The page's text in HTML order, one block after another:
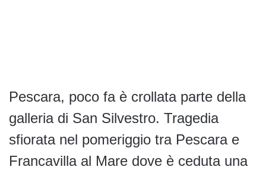
Pescara, poco fa è crollata parte della
galleria di San Silvestro. Tragedia
sfiorata nel pomeriggio tra Pescara e
Francavilla al Mare dove è ceduta una